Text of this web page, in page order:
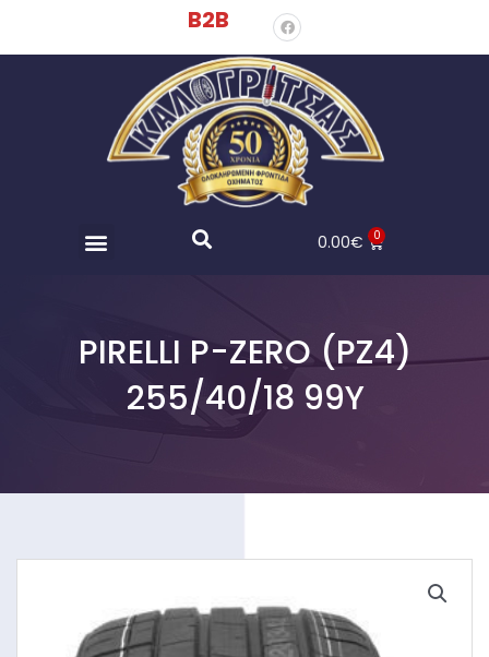
B2B
0.00€ 0
PIRELLI P-ZERO (PZ4)
255/40/18 99Y